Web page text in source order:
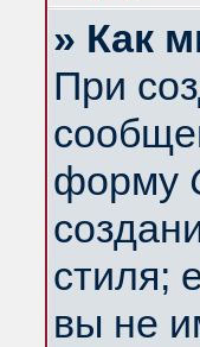
» Как
При
форму
стиля;
вы не